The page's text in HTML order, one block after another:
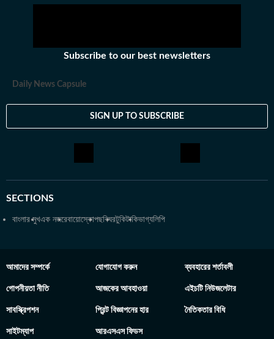
Subscribe to our best newsletters
Daily News Capsule
SIGN UP TO SUBSCRIBE
SECTIONS
বাংলার মুখএক নজরেবায়োস্কোপছবিঘরটুকিটাকিভাগ্যলিপি
আমাদের সম্পর্কে যোগাযোগ করুন ব্যবহারের শর্তাবলী
গোপনীয়তা নীতি আজকের আবহাওয়া এইচটি নিউজলেটার
সাবস্ক্রিপশন প্রিন্ট বিজ্ঞাপনের হার নৈতিকতার বিধি
সাইটম্যাপ আরএসএস ফিডস